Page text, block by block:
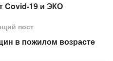
Covid-19 и ЭКО
пост
в пожилом возрасте